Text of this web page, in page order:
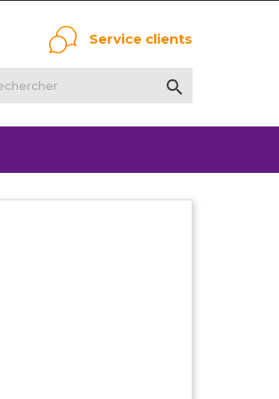
Service clients
